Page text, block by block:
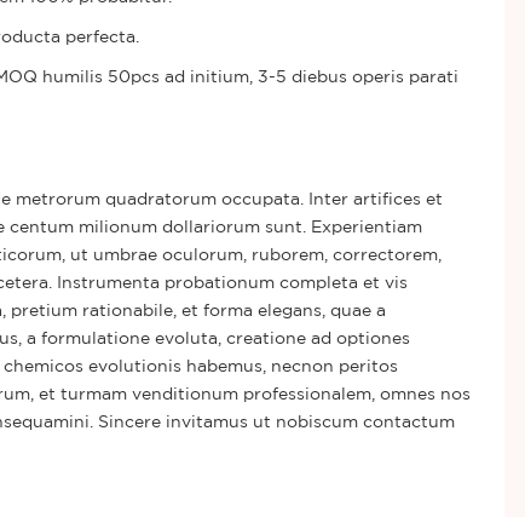
perfecta.
humilis 50pcs ad initium, 3-5 diebus operis parati
metrorum quadratorum occupata. Inter artifices et
centum milionum dollariorum sunt. Experientiam
ut umbrae oculorum, ruborem, correctorem,
Instrumenta probationum completa et vis
rationabile, et forma elegans, quae a
a formulatione evoluta, creatione ad optiones
evolutionis habemus, necnon peritos
et turmam venditionum professionalem, omnes nos
Sincere invitamus ut nobiscum contactum